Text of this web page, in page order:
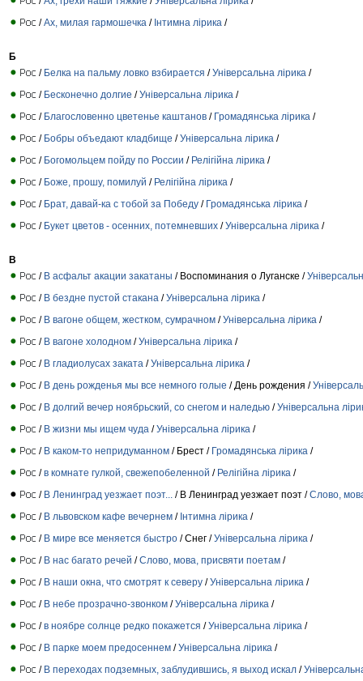
/Ах, милая гармошечка / Інтимна лірика /
Б
/ Белка на пальму ловко взбирается /Універсальна лірика /
/ Бесконечно долгие /Універсальна лірика /
/ Благословенно цветенье каштанов / Громадянська лірика /
/ Бобры объедают кладбище /Універсальна лірика /
/ Богомольцем пойду по России / Релігійна лірика /
/ Боже, прошу, помилуй / Релігійна лірика /
/ Брат, давай-ка с тобой за Победу / Громадянська лірика /
/ Букет цветов - осенних, потемневших /Універсальна лірика /
В
/ В асфальт акации закатаны / Воспоминания о Луганске /
/ В бездне пустой стакана /Універсальна лірика /
/ В вагоне общем, жестком, сумрачном /Універсальна лірика /
/ В вагоне холодном /Універсальна лірика /
/ В гладиолусах заката /Універсальна лірика /
/ В день рожденья мы все немного голые / День рождения /
/ В долгий вечер ноябрьский, со снегом и наледью /Універсальна
/ В жизни мы ищем чуда /Універсальна лірика /
/ В каком-то непридуманном / Брест / Громадянська лірика /
/в комнате гулкой, свежепобеленной / Релігійна лірика /
/ В Ленинград уезжает поэт... / В Ленинград уезжает поэт /Слово,
/ В львовском кафе вечернем / Інтимна лірика /
/ В мире все меняется быстро / Снег /Універсальна лірика /
/ В нас багато речей /Слово, мова, присвяти поетам /
/ В наши окна, что смотрят к северу /Універсальна лірика /
/ В небе прозрачно-звонком /Універсальна лірика /
/в ноябре солнце редко покажется /Універсальна лірика /
/ В парке моем предосеннем /Універсальна лірика /
/ В переходах подземных, заблудившись, я выход искал /